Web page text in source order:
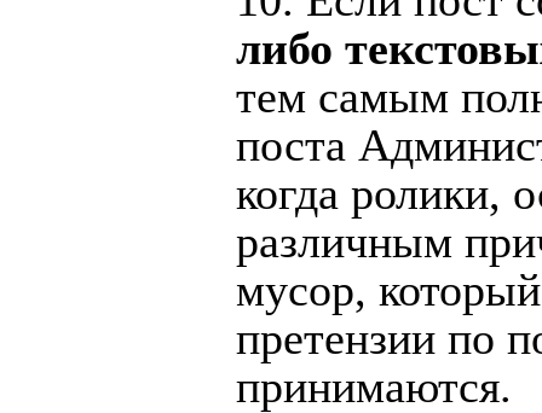
либо
тем самым
поста
когда ролики,
различным
мусор,
претензии по
принимаются.